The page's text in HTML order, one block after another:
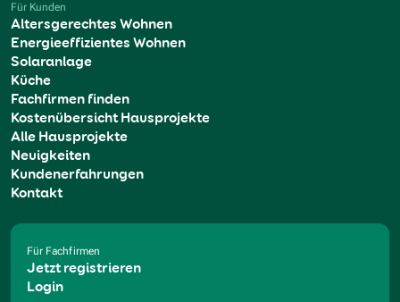
Für Kunden
Altersgerechtes Wohnen
Energieeffizientes Wohnen
Solaranlage
Küche
Fachfirmen finden
Kostenübersicht Hausprojekte
Alle Hausprojekte
Neuigkeiten
Kundenerfahrungen
Kontakt
Für Fachfirmen
Jetzt registrieren
Login